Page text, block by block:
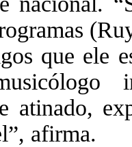
que ele
atinado,
afirma.